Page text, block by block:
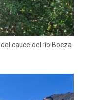
cauce del río Boeza